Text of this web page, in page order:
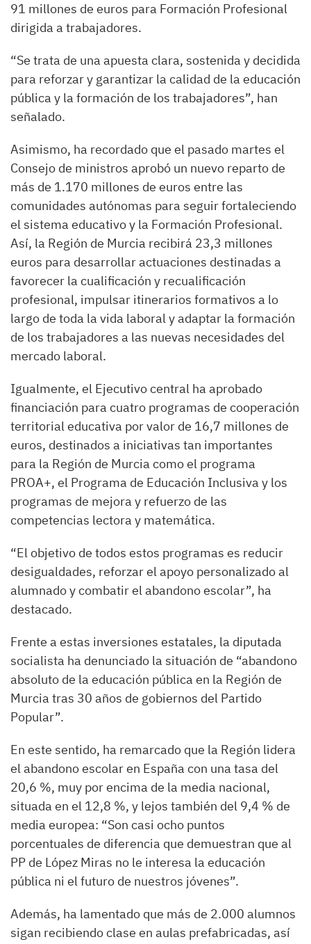
91 millones de euros para Formación Profesional
dirigida a trabajadores.
“Se trata de una apuesta clara, sostenida y decidida
para reforzar y garantizar la calidad de la educación
pública y la formación de los trabajadores”, han
señalado.
Asimismo, ha recordado que el pasado martes el
Consejo de ministros aprobó un nuevo reparto de
más de 1.170 millones de euros entre las
comunidades autónomas para seguir fortaleciendo
el sistema educativo y la Formación Profesional.
Así, la Región de Murcia recibirá 23,3 millones
euros para desarrollar actuaciones destinadas a
favorecer la cualificación y recualificación
profesional, impulsar itinerarios formativos a lo
largo de toda la vida laboral y adaptar la formación
de los trabajadores a las nuevas necesidades del
mercado laboral.
Igualmente, el Ejecutivo central ha aprobado
financiación para cuatro programas de cooperación
territorial educativa por valor de 16,7 millones de
euros, destinados a iniciativas tan importantes
para la Región de Murcia como el programa
PROA+, el Programa de Educación Inclusiva y los
programas de mejora y refuerzo de las
competencias lectora y matemática.
“El objetivo de todos estos programas es reducir
desigualdades, reforzar el apoyo personalizado al
alumnado y combatir el abandono escolar”, ha
destacado.
Frente a estas inversiones estatales, la diputada
socialista ha denunciado la situación de “abandono
absoluto de la educación pública en la Región de
Murcia tras 30 años de gobiernos del Partido
Popular”.
En este sentido, ha remarcado que la Región lidera
el abandono escolar en España con una tasa del
20,6 %, muy por encima de la media nacional,
situada en el 12,8 %, y lejos también del 9,4 % de
media europea: “Son casi ocho puntos
porcentuales de diferencia que demuestran que al
PP de López Miras no le interesa la educación
pública ni el futuro de nuestros jóvenes”.
Además, ha lamentado que más de 2.000 alumnos
sigan recibiendo clase en aulas prefabricadas, así